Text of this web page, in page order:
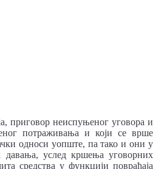
приговор неиспуњеног уговора и
потраживања и који се врше
односи уопште, па тако и они у
давања, услед кршења уговорних
средства у функцији повраћаја